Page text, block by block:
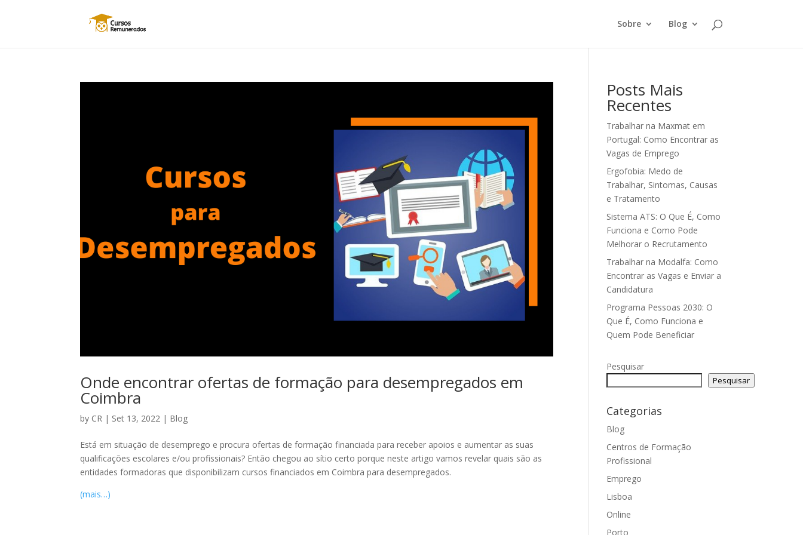
Sobre Blog
Onde encontrar ofertas de formação para desempregados em
Coimbra
by CR | Set 13, 2022 | Blog
Está em situação de desemprego e procura ofertas de formação financiada para receber apoios e aumentar as suas
qualificações escolares e/ou profissionais? Então chegou ao sítio certo porque neste artigo vamos revelar quais são as
entidades formadoras que disponibilizam cursos financiados em Coimbra para desempregados.
(mais…)
Posts Mais
Recentes
Trabalhar na Maxmat em
Portugal: Como Encontrar as
Vagas de Emprego
Ergofobia: Medo de
Trabalhar, Sintomas, Causas
e Tratamento
Sistema ATS: O Que É, Como
Funciona e Como Pode
Melhorar o Recrutamento
Trabalhar na Modalfa: Como
Encontrar as Vagas e Enviar a
Candidatura
Programa Pessoas 2030: O
Que É, Como Funciona e
Quem Pode Beneficiar
Pesquisar
Pesquisar
Categorias
Blog
Centros de Formação
Profissional
Emprego
Lisboa
Online
Porto